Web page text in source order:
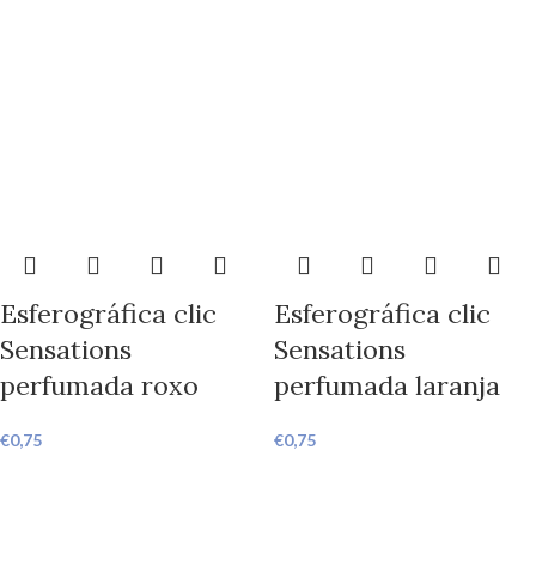
Esferográfica clic
Sensations
perfumada roxo
€0,75
Esferográfica clic
Sensations
perfumada laranja
€0,75